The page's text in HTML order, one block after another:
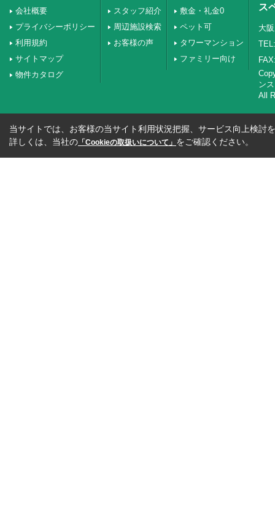
会社概要
プライバシーポリシー
利用規約
サイトマップ
物件カタログ
スタッフ紹介
周辺施設検索
お客様の声
敷金・礼金0
ペット可
タワーマンション
ファミリー向け
ス
大
ンス
All
当サイトでは、お客様の当サイト利用状況把握、サービス向上検討
詳しくは、当社の 「Cookieの取扱いについて」 をご確認ください。